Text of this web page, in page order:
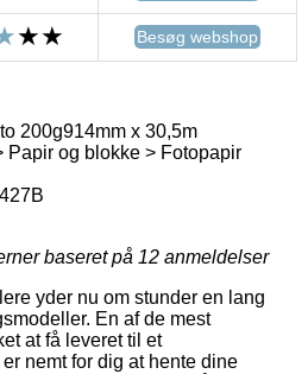
Besøg webshop
200g914mm x 30,5m
Papir og blokke > Fotopapir
baseret på 12 anmeldelser
yder nu om stunder en lang
En af de mest
at få leveret til et
nemt for dig at hente dine